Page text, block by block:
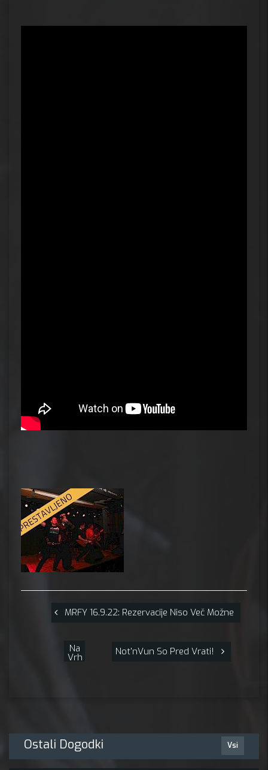
MRFY 16.9.22: Rezervacije Niso Več Možne
Na
Vrh Not'nVun So Pred Vrati!
Ostali Dogodki Vsi